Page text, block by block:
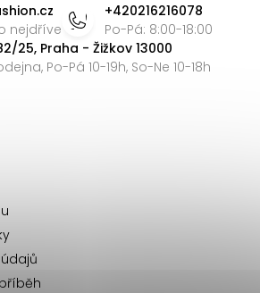
nejdříve
+420216216078
Po-Pá: 8:00-18:00
25, Praha - Žižkov 13000
Po-Pá 10-19h, So-Ne 10-18h